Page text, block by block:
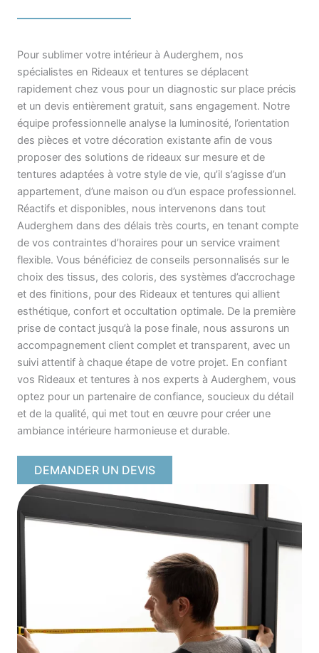
Pour sublimer votre intérieur à Auderghem, nos
spécialistes en Rideaux et tentures se déplacent
rapidement chez vous pour un diagnostic sur place précis
et un devis entièrement gratuit, sans engagement. Notre
équipe professionnelle analyse la luminosité, l’orientation
des pièces et votre décoration existante afin de vous
proposer des solutions de rideaux sur mesure et de
tentures adaptées à votre style de vie, qu’il s’agisse d’un
appartement, d’une maison ou d’un espace professionnel.
Réactifs et disponibles, nous intervenons dans tout
Auderghem dans des délais très courts, en tenant compte
de vos contraintes d’horaires pour un service vraiment
flexible. Vous bénéficiez de conseils personnalisés sur le
choix des tissus, des coloris, des systèmes d’accrochage
et des finitions, pour des Rideaux et tentures qui allient
esthétique, confort et occultation optimale. De la première
prise de contact jusqu’à la pose finale, nous assurons un
accompagnement client complet et transparent, avec un
suivi attentif à chaque étape de votre projet. En confiant
vos Rideaux et tentures à nos experts à Auderghem, vous
optez pour un partenaire de confiance, soucieux du détail
et de la qualité, qui met tout en œuvre pour créer une
ambiance intérieure harmonieuse et durable.
DEMANDER UN DEVIS